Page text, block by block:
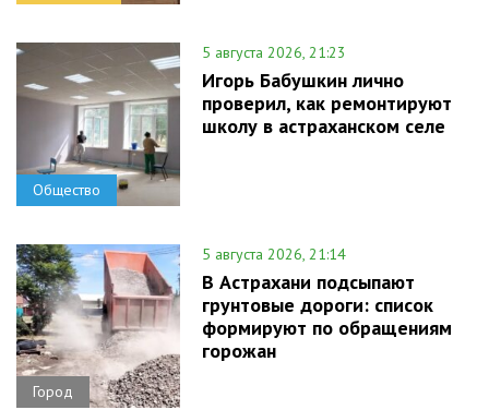
Общество
5 августа 2026, 21:23
Игорь Бабушкин лично
проверил, как ремонтируют
школу в астраханском селе
Город
5 августа 2026, 21:14
В Астрахани подсыпают
грунтовые дороги: список
формируют по обращениям
горожан